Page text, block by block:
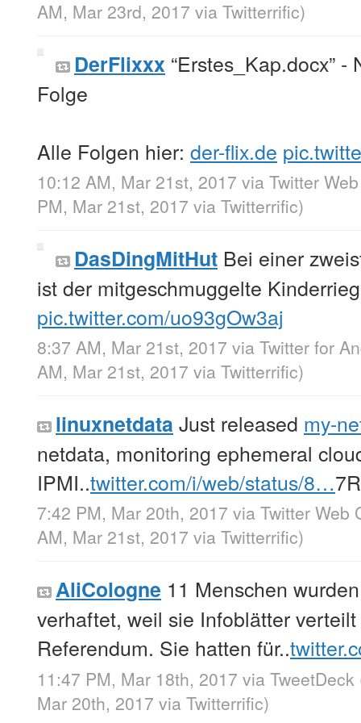
AM, Mar 23rd, 2017 via Twitterrific)
DerFlixxx “Erstes_Kap.docx” -
Folge
Alle Folgen hier: der-flix.de
10:12 AM, Mar 21st, 2017 via Twitter
PM, Mar 21st, 2017 via Twitterrific)
DasDingMitHut Bei einer
ist der mitgeschmuggelte
pic.twitter.com/uo93gOw3aj
8:37 AM, Mar 21st, 2017 via Twitter for
AM, Mar 21st, 2017 via Twitterrific)
linuxnetdata Just released my-
netdata, monitoring ephemeral
IPMI..twitter.com/i/web/status/8…7R
7:42 PM, Mar 20th, 2017 via Twitter Web
AM, Mar 21st, 2017 via Twitterrific)
AliCologne 11 Menschen
verhaftet, weil sie Infoblätter
Referendum. Sie hatten für..
11:47 PM, Mar 18th, 2017 via TweetDeck
Mar 20th, 2017 via Twitterrific)